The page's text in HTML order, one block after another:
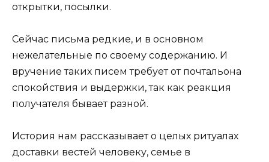
открытки, посылки.
Сейчас письма редкие, и в основном
нежелательные по своему содержанию. И
вручение таких писем требует от почтальона
спокойствия и выдержки, так как реакция
получателя бывает разной.
История нам рассказывает о целых ритуалах
доставки вестей человеку, семье в